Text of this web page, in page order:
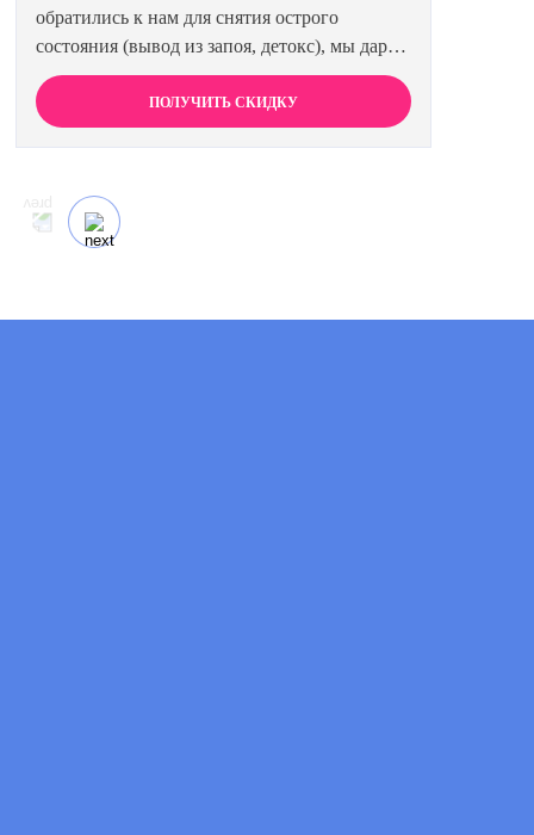
обратились к нам для снятия острого
состояния (вывод из запоя, детокс), мы дарим
вам право на льготное кодирование. Просто
предъявите документ об оплате первичной
процедуры, и получите скидку 15% на любой
ПОЛУЧИТЬ СКИДКУ